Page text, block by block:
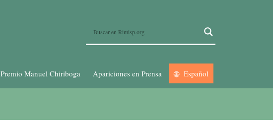
Premio Manuel Chiriboga Apariciones en Prensa Español